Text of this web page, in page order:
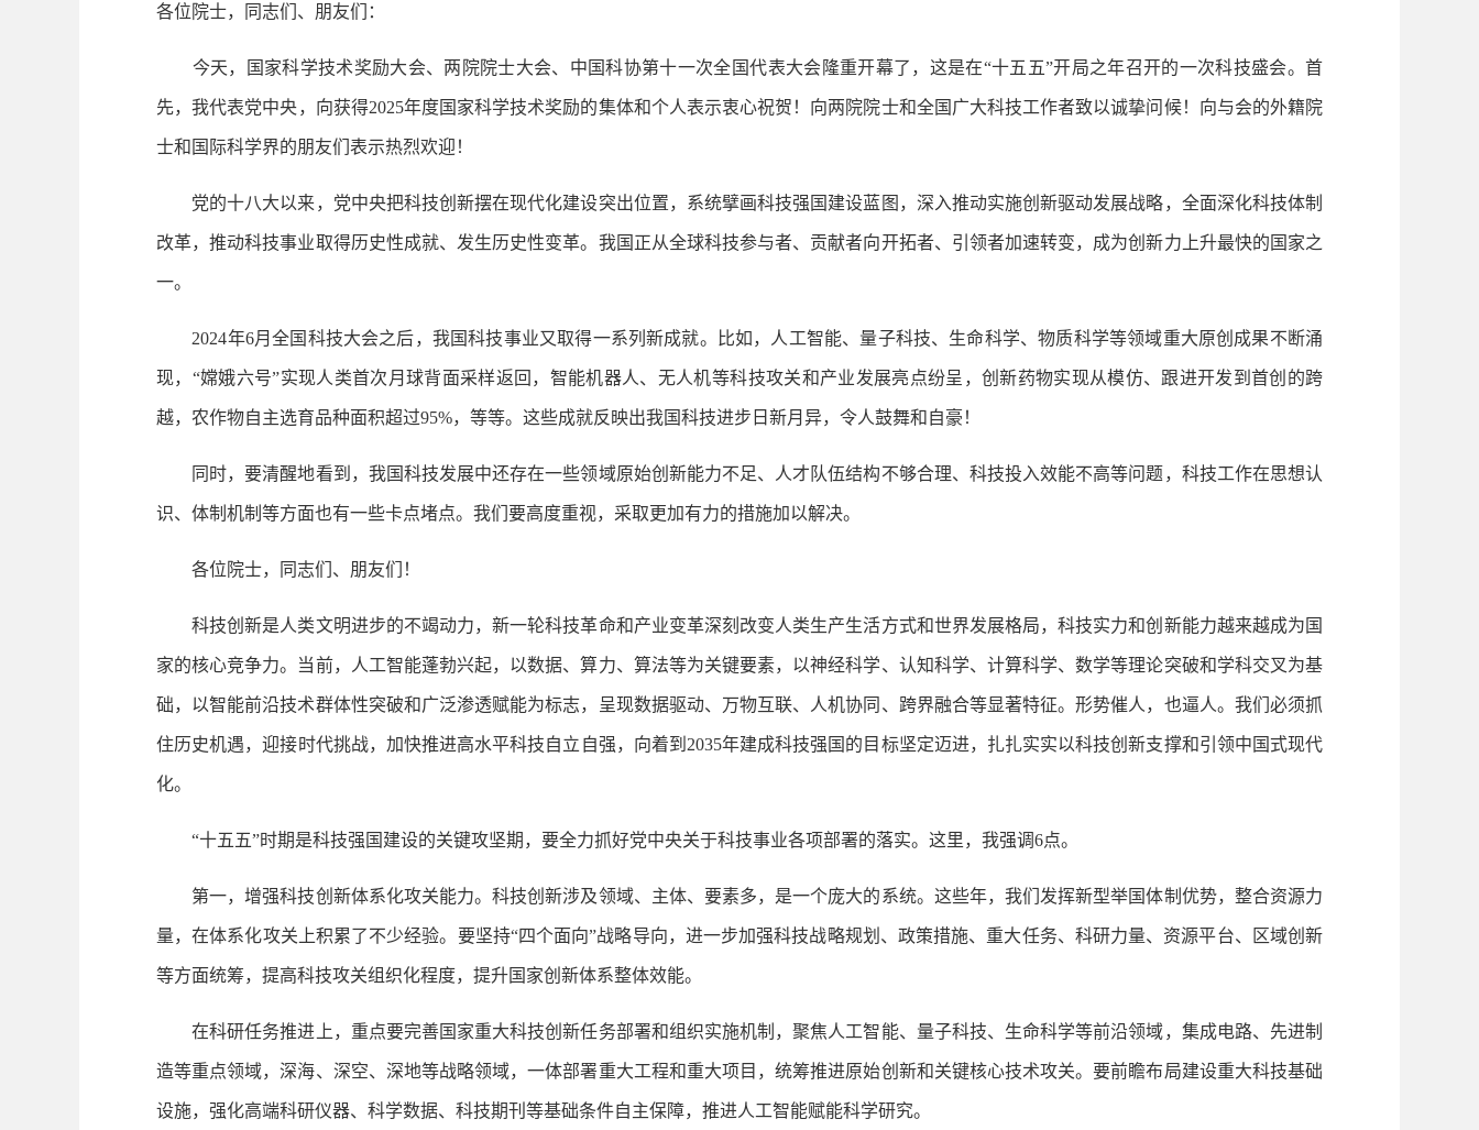
各位院士，同志们、朋友们：
今天，国家科学技术奖励大会、两院院士大会、中国科协第十一次全国代表大会隆重开幕了，这是在“十五五”开局之年召开的一次科技盛会。首
先，我代表党中央，向获得2025年度国家科学技术奖励的集体和个人表示衷心祝贺！向两院院士和全国广大科技工作者致以诚挚问候！向与会的外籍院
士和国际科学界的朋友们表示热烈欢迎！
党的十八大以来，党中央把科技创新摆在现代化建设突出位置，系统擘画科技强国建设蓝图，深入推动实施创新驱动发展战略，全面深化科技体制
改革，推动科技事业取得历史性成就、发生历史性变革。我国正从全球科技参与者、贡献者向开拓者、引领者加速转变，成为创新力上升最快的国家之
一。
2024年6月全国科技大会之后，我国科技事业又取得一系列新成就。比如，人工智能、量子科技、生命科学、物质科学等领域重大原创成果不断涌
现，“嫦娥六号”实现人类首次月球背面采样返回，智能机器人、无人机等科技攻关和产业发展亮点纷呈，创新药物实现从模仿、跟进开发到首创的跨
越，农作物自主选育品种面积超过95%，等等。这些成就反映出我国科技进步日新月异，令人鼓舞和自豪！
同时，要清醒地看到，我国科技发展中还存在一些领域原始创新能力不足、人才队伍结构不够合理、科技投入效能不高等问题，科技工作在思想认
识、体制机制等方面也有一些卡点堵点。我们要高度重视，采取更加有力的措施加以解决。
各位院士，同志们、朋友们！
科技创新是人类文明进步的不竭动力，新一轮科技革命和产业变革深刻改变人类生产生活方式和世界发展格局，科技实力和创新能力越来越成为国
家的核心竞争力。当前，人工智能蓬勃兴起，以数据、算力、算法等为关键要素，以神经科学、认知科学、计算科学、数学等理论突破和学科交叉为基
础，以智能前沿技术群体性突破和广泛渗透赋能为标志，呈现数据驱动、万物互联、人机协同、跨界融合等显著特征。形势催人，也逼人。我们必须抓
住历史机遇，迎接时代挑战，加快推进高水平科技自立自强，向着到2035年建成科技强国的目标坚定迈进，扎扎实实以科技创新支撑和引领中国式现代
化。
“十五五”时期是科技强国建设的关键攻坚期，要全力抓好党中央关于科技事业各项部署的落实。这里，我强调6点。
第一，增强科技创新体系化攻关能力。科技创新涉及领域、主体、要素多，是一个庞大的系统。这些年，我们发挥新型举国体制优势，整合资源力
量，在体系化攻关上积累了不少经验。要坚持“四个面向”战略导向，进一步加强科技战略规划、政策措施、重大任务、科研力量、资源平台、区域创新
等方面统筹，提高科技攻关组织化程度，提升国家创新体系整体效能。
在科研任务推进上，重点要完善国家重大科技创新任务部署和组织实施机制，聚焦人工智能、量子科技、生命科学等前沿领域，集成电路、先进制
造等重点领域，深海、深空、深地等战略领域，一体部署重大工程和重大项目，统筹推进原始创新和关键核心技术攻关。要前瞻布局建设重大科技基础
设施，强化高端科研仪器、科学数据、科技期刊等基础条件自主保障，推进人工智能赋能科学研究。